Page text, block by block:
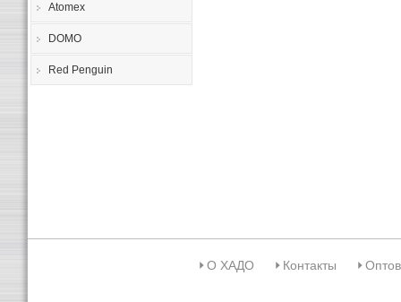
Atomex
DOMO
Red Penguin
О ХАДО Контакты